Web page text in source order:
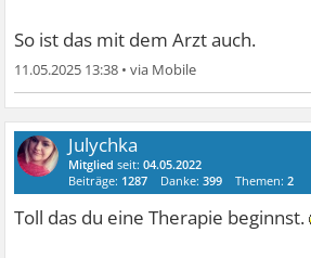
So ist das mit dem Arzt auch.
11.05.2025 13:38 •
Julychka
Mitglied seit:04.05.2022
Beiträge: 1287 Danke:399 Themen:2
Toll das du eine Therapie beginnst.